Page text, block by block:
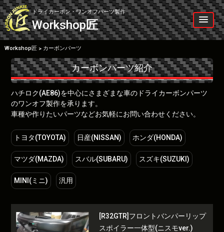
Skip
to
content
ドライカーボン・ワンオフパーツ製作
Workshop匠
Workshop匠> カーボンパーツ
カーボンパーツ紹介
ハチロク(AE86)を中心にさまざまな車のドライカーボンパーツ
のワンオフ製作を承ります。
車種や作りたいパーツなどお気軽にお問い合わせください。
トヨタ(TOYOTA) 日産(NISSAN) ホンダ(HONDA)
マツダ(MAZDA) スバル(SUBARU) スズキ(SUZUKI)
MINI(ミニ) 汎用
[R32GTR]フロントバンパーリップ
スポイラー一体型(ニスモver.)